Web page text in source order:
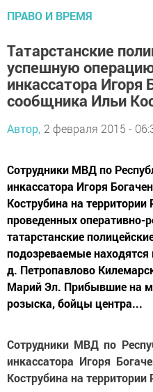
ПРАВО И ВРЕМЯ
Татарстанские
успешную
инкассатора Игоря
сообщника Ильи
Автор, 2 февраля 2015 -
Сотрудники МВД по
инкассатора Игоря
Кострубина на
проведенных оперативно-
татарстанские
подозреваемые
д. Петропавлово
Марий Эл. Прибывшие на
розыска, бойцы центра...
Сотрудники МВД по
инкассатора Игоря
Кострубина на